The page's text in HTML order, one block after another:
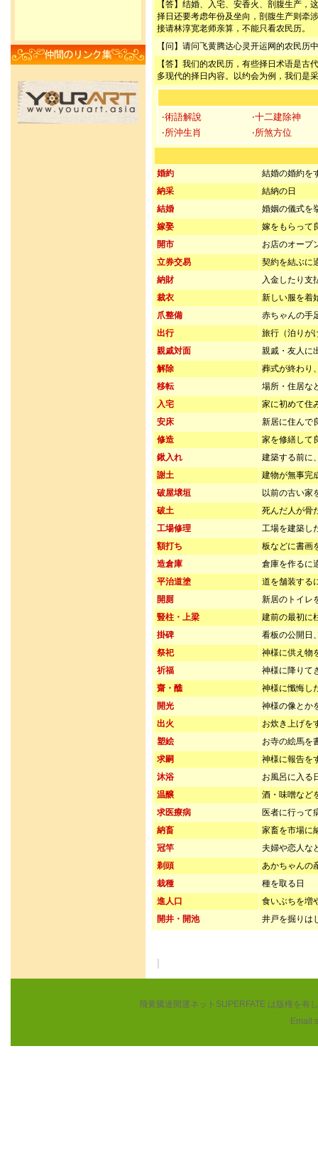
【答】结婚、入宅、安香火、剖腹生产
择日还要考虑年份及坐向，剖腹生产则牵
接请林淳宽老师亲算，不能只看农民历。
【问】请问飞黄腾达心灵开运网的农民
【答】我们的农民历，有些择日术语是
多现代的择日内容。以约会为例，我们是
‧術語解說
‧十二建除神
‧所沖生肖
‧所煞方位
婚約
結婚の婚約を
納采
結納の日
結婚
婚姻の儀式を
嫁娶
嫁をもらって
開市
お店のオープ
立券交易
契約を結ぶに
納財
入金したり支
裁衣
新しい服を着
爪整備
赤ちゃんの手
出行
旅行（泊りが
親戚対面
親戚・友人に
解除
葬式が終わり
移転
場所・住居な
入宅
家に初めて住
安床
新居に住んで
修造
家を修繕して
鍬入れ
建築する前に
謝土
建物が無事完
破屋壌垣
以前の古い家
破土
死んだ人が骨
工場修理
工場を建築し
額打ち
板などに書画
造倉庫
倉庫を作るに
平治道塗
道を舗装する
開厠
新居のトイレ
豎柱・上梁
建前の最初に
掛碑
看板の公開日
祭祀
神様に供え物
祈福
神様に降りて
齋・醮
神様に懺悔し
開光
神様の像とか
出火
お炊き上げを
塑絵
お寺の絵馬を
求嗣
神様に報告を
沐浴
お風呂に入る
温醸
酒・味噌など
求医療病
医者に行って
納畜
家畜を市場に
冠竿
夫婦や恋人な
剃頭
あかちゃんの
栽種
種を取る日
進人口
食いぶちを増
開井・開池
井戸を掘りは
飛黄騰達開運ネットSUPERFATE は版権を有
Email: